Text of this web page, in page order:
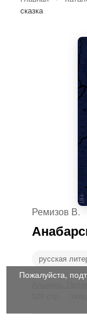
сказка
Ремизов В.
русская
Пожалуйста,